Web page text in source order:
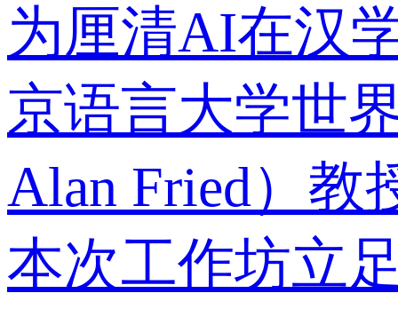
为厘清AI在汉
京语言大学世
Alan Fried）教
本次工作坊立